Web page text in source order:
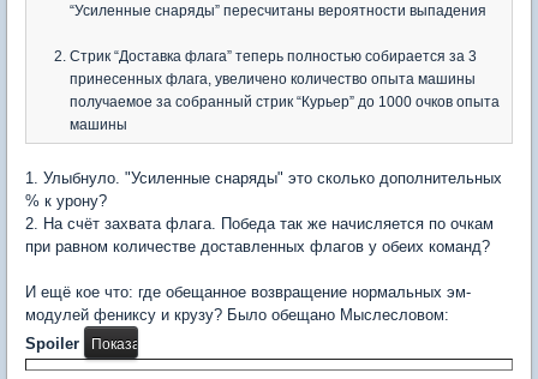
“Усиленные снаряды” пересчитаны вероятности выпадения
Стрик “Доставка флага” теперь полностью собирается за 3
принесенных флага, увеличено количество опыта машины
получаемое за собранный стрик “Курьер” до 1000 очков опыта
машины
1. Улыбнуло. "Усиленные снаряды" это сколько дополнительных
% к урону?
2. На счёт захвата флага. Победа так же начисляется по очкам
при равном количестве доставленных флагов у обеих команд?
И ещё кое что: где обещанное возвращение нормальных эм-
модулей фениксу и крузу? Было обещано Мыслесловом:
Spoiler